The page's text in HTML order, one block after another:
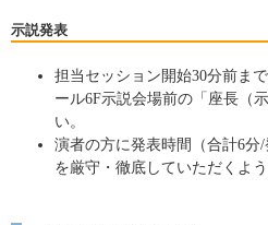
示説発表
担当セッション開始30分前ま
ール6F示説会場前の「座長（
い。
演者の方に発表時間（合計6分/
を厳守・徹底していただくよ